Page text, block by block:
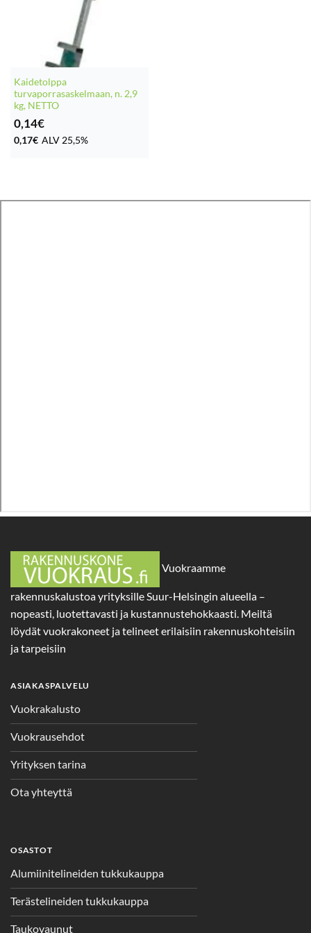
Kaidetolppa
turvaporrasaskelmaan, n. 2,9
kg, NETTO
0,14€
0,17€ ALV 25,5%
Vuokraamme
rakennuskalustoa yrityksille Suur-Helsingin alueella –
nopeasti, luotettavasti ja kustannustehokkaasti. Meiltä
löydät vuokrakoneet ja telineet erilaisiin rakennuskohteisiin
ja tarpeisiin
ASIAKASPALVELU
Vuokrakalusto
Vuokrausehdot
Yrityksen tarina
Ota yhteyttä
OSASTOT
Alumiinitelineiden tukkukauppa
Terästelineiden tukkukauppa
Taukovaunut